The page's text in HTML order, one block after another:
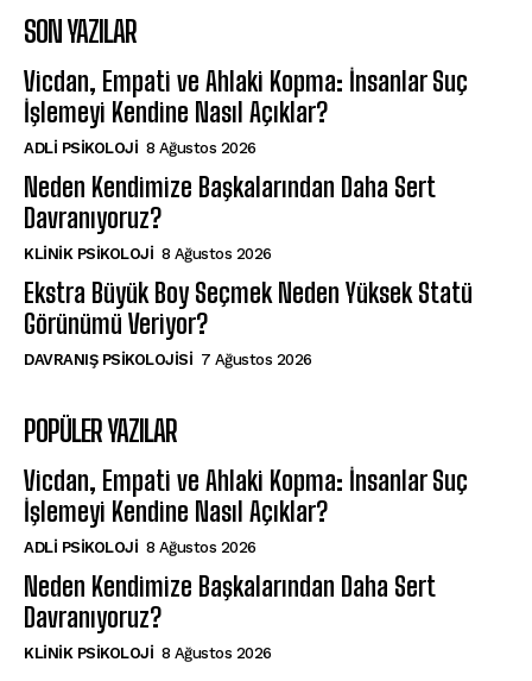
SON YAZILAR
Vicdan, Empati ve Ahlaki Kopma: İnsanlar Suç
İşlemeyi Kendine Nasıl Açıklar?
ADLI PSIKOLOJI 8 Ağustos 2026
Neden Kendimize Başkalarından Daha Sert
Davranıyoruz?
KLINIK PSIKOLOJI 8 Ağustos 2026
Ekstra Büyük Boy Seçmek Neden Yüksek Statü
Görünümü Veriyor?
DAVRANIŞ PSIKOLOJISI 7 Ağustos 2026
POPÜLER YAZILAR
Vicdan, Empati ve Ahlaki Kopma: İnsanlar Suç
İşlemeyi Kendine Nasıl Açıklar?
ADLI PSIKOLOJI 8 Ağustos 2026
Neden Kendimize Başkalarından Daha Sert
Davranıyoruz?
KLINIK PSIKOLOJI 8 Ağustos 2026